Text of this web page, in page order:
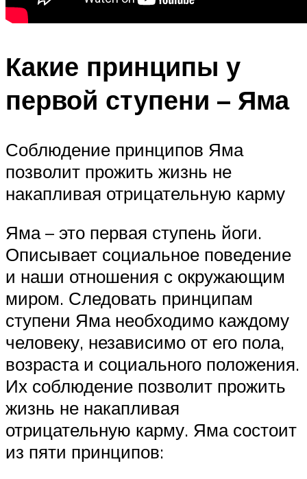
Какие принципы у
первой ступени – Яма
Соблюдение принципов Яма
позволит прожить жизнь не
накапливая отрицательную карму
Яма – это первая ступень йоги.
Описывает социальное поведение
и наши отношения с окружающим
миром. Следовать принципам
ступени Яма необходимо каждому
человеку, независимо от его пола,
возраста и социального положения.
Их соблюдение позволит прожить
жизнь не накапливая
отрицательную карму. Яма состоит
из пяти принципов: